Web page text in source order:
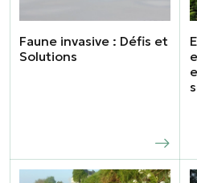
Faune invasive : Défis et
Solutions